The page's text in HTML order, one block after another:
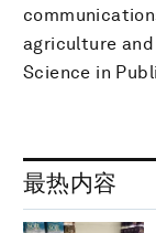
agriculture
Science in
最热内容